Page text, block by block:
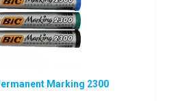
Marking 2300